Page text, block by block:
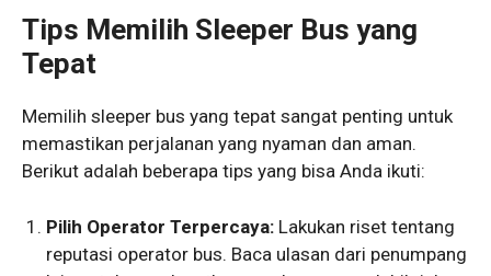
Tips Memilih Sleeper Bus yang
Tepat
Memilih sleeper bus yang tepat sangat penting untuk
memastikan perjalanan yang nyaman dan aman.
Berikut adalah beberapa tips yang bisa Anda ikuti:
Pilih Operator Terpercaya: Lakukan riset tentang
reputasi operator bus. Baca ulasan dari penumpang